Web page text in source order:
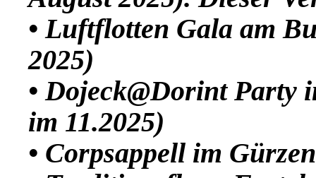
• Luftflotten Gala am
2025)
• Dojeck@Dorint Party
im 11.2025)
• Corpsappell im